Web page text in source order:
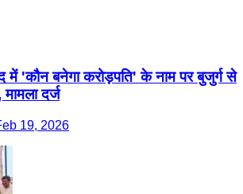
में 'कौन बनेगा करोड़पति' के नाम पर बुजुर्ग से
दर्ज
19, 2026